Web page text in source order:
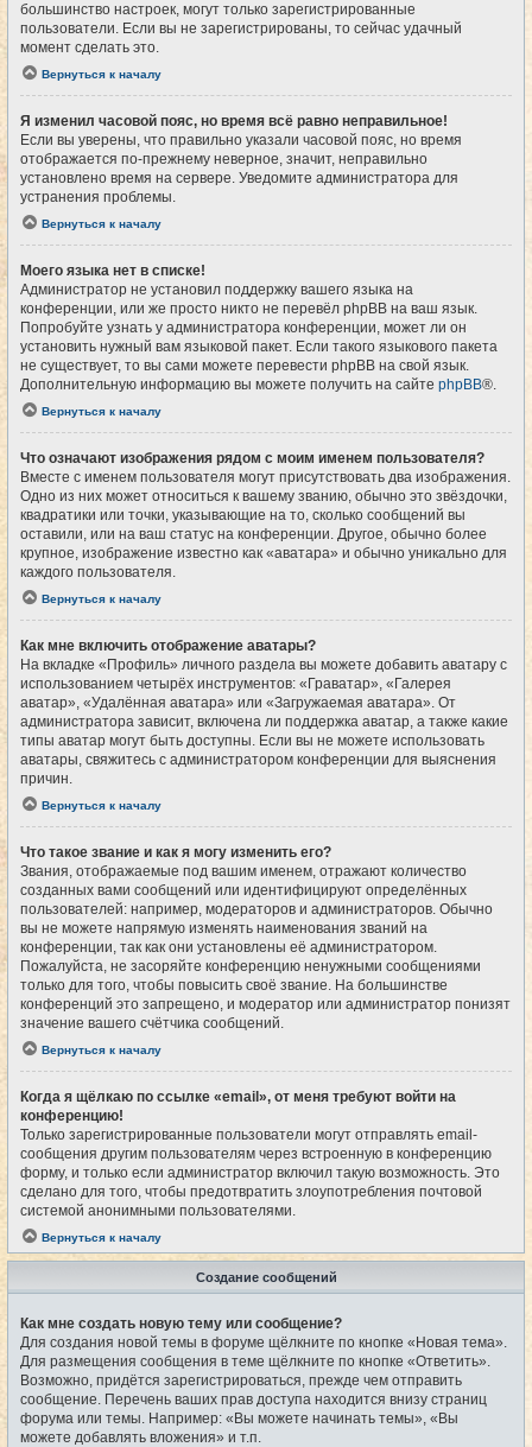
большинство настроек, могут только зарегистрированные
пользователи. Если вы не зарегистрированы, то сейчас удачный
момент сделать это.
Вернуться к началу
Я изменил часовой пояс, но время всё равно неправильное!
Если вы уверены, что правильно указали часовой пояс, но время
отображается по-прежнему неверное, значит, неправильно
установлено время на сервере. Уведомите администратора для
устранения проблемы.
Вернуться к началу
Моего языка нет в списке!
Администратор не установил поддержку вашего языка на
конференции, или же просто никто не перевёл phpBB на ваш язык.
Попробуйте узнать у администратора конференции, может ли он
установить нужный вам языковой пакет. Если такого языкового пакета
не существует, то вы сами можете перевести phpBB на свой язык.
Дополнительную информацию вы можете получить на сайте phpBB®.
Вернуться к началу
Что означают изображения рядом с моим именем пользователя?
Вместе с именем пользователя могут присутствовать два изображения.
Одно из них может относиться к вашему званию, обычно это звёздочки,
квадратики или точки, указывающие на то, сколько сообщений вы
оставили, или на ваш статус на конференции. Другое, обычно более
крупное, изображение известно как «аватара» и обычно уникально для
каждого пользователя.
Вернуться к началу
Как мне включить отображение аватары?
На вкладке «Профиль» личного раздела вы можете добавить аватару с
использованием четырёх инструментов: «Граватар», «Галерея
аватар», «Удалённая аватара» или «Загружаемая аватара». От
администратора зависит, включена ли поддержка аватар, а также какие
типы аватар могут быть доступны. Если вы не можете использовать
аватары, свяжитесь с администратором конференции для выяснения
причин.
Вернуться к началу
Что такое звание и как я могу изменить его?
Звания, отображаемые под вашим именем, отражают количество
созданных вами сообщений или идентифицируют определённых
пользователей: например, модераторов и администраторов. Обычно
вы не можете напрямую изменять наименования званий на
конференции, так как они установлены её администратором.
Пожалуйста, не засоряйте конференцию ненужными сообщениями
только для того, чтобы повысить своё звание. На большинстве
конференций это запрещено, и модератор или администратор понизят
значение вашего счётчика сообщений.
Вернуться к началу
Когда я щёлкаю по ссылке «email», от меня требуют войти на
конференцию!
Только зарегистрированные пользователи могут отправлять email-
сообщения другим пользователям через встроенную в конференцию
форму, и только если администратор включил такую возможность. Это
сделано для того, чтобы предотвратить злоупотребления почтовой
системой анонимными пользователями.
Вернуться к началу
Создание сообщений
Как мне создать новую тему или сообщение?
Для создания новой темы в форуме щёлкните по кнопке «Новая тема».
Для размещения сообщения в теме щёлкните по кнопке «Ответить».
Возможно, придётся зарегистрироваться, прежде чем отправить
сообщение. Перечень ваших прав доступа находится внизу страниц
форума или темы. Например: «Вы можете начинать темы», «Вы
можете добавлять вложения» и т.п.